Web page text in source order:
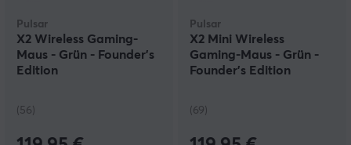
Pulsar
X2 Wireless Gaming-
Maus - Grün - Founder's
Edition
(56)
Pulsar
X2 Mini Wireless
Gaming-Maus - Grün -
Founder's Edition
(69)